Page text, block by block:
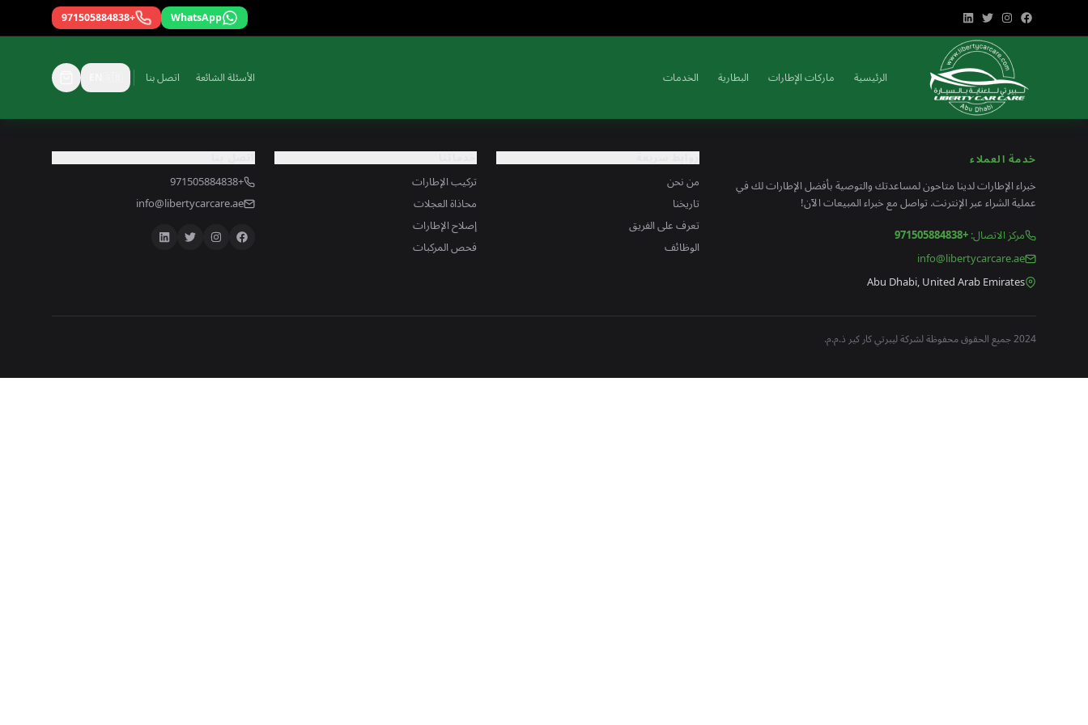
WhatsApp
+971505884838
الرئيسية ماركات الإطارات البطارية الخدمات الأسئلة الشائعة اتصل بنا
خدمة العملاء
خبراء الإطارات لدينا متاحون لمساعدتك والتوصية بأفضل الإطارات لك في
عملية الشراء عبر الإنترنت. تواصل مع خبراء المبيعات الآن!
مركز الاتصال:
+971505884838
info@libertycarcare.ae
Abu Dhabi, United Arab Emirates
من نحن
تاريخنا
تعرف على الفريق
الوظائف
تركيب الإطارات
محاذاة العجلات
إصلاح الإطارات
فحص المركبات
+971505884838
info@libertycarcare.ae
2024 جميع الحقوق محفوظة لشركة ليبرتي كار كير ذ.م.م.